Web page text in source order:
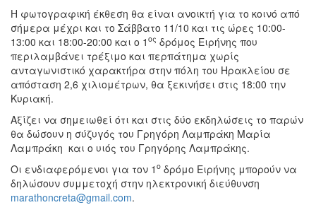
Η φωτογραφική έκθεση θα είναι ανοικτή για το κοινό από
σήμερα μέχρι και το Σάββατο 11/10 και τις ώρες 10:00-
13:00 και 18:00-20:00 και ο 1 ος δρόμος Ειρήνης που
περιλαμβάνει τρέξιμο και περπάτημα χωρίς
ανταγωνιστικό χαρακτήρα στην πόλη του Ηρακλείου σε
απόσταση 2,6 χιλιομέτρων, θα ξεκινήσει στις 18:00 την
Κυριακή.
Αξίζει να σημειωθεί ότι και στις δύο εκδηλώσεις το παρών
θα δώσουν η σύζυγός του Γρηγόρη Λαμπράκη Μαρία
Λαμπράκη και ο υιός του Γρηγόρης Λαμπράκης.
Οι ενδιαφερόμενοι για τον 1 ο δρόμο Ειρήνης μπορούν να
δηλώσουν συμμετοχή στην ηλεκτρονική διεύθυνση
marathoncreta@gmail.com.